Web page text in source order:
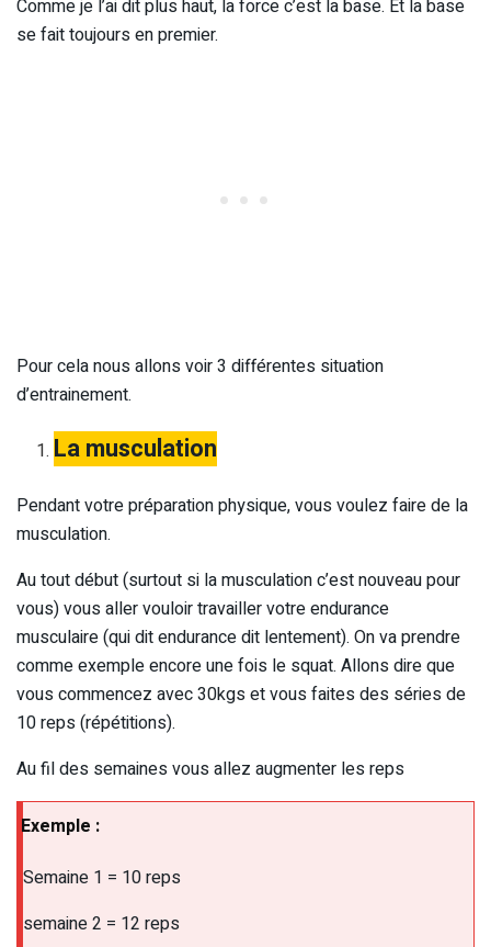
Comme je l’ai dit plus haut, la force c’est la base. Et la base
se fait toujours en premier.
Pour cela nous allons voir 3 différentes situation
d’entrainement.
La musculation
Pendant votre préparation physique, vous voulez faire de la
musculation.
Au tout début (surtout si la musculation c’est nouveau pour
vous) vous aller vouloir travailler votre endurance
musculaire (qui dit endurance dit lentement). On va prendre
comme exemple encore une fois le squat. Allons dire que
vous commencez avec 30kgs et vous faites des séries de
10 reps (répétitions).
Au fil des semaines vous allez augmenter les reps
Exemple :
Semaine 1 = 10 reps
semaine 2 = 12 reps